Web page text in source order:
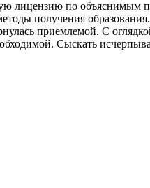
лицензию по объяснимым
получения
приемлемой. С
Сыскать